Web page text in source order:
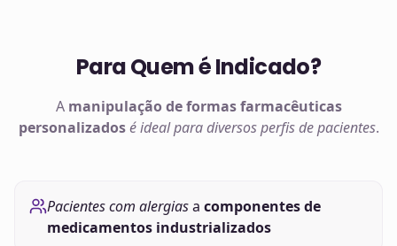
Para Quem é Indicado?
A manipulação deformas farmacêuticas
personalizados é ideal para diversos perfis de pacientes.
Pacientes com alergiasa componentes de
medicamentos industrializados